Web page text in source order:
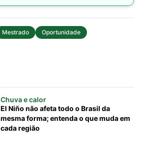
Chuva e calor
El Niño não afeta todo o Brasil da
mesma forma; entenda o que muda em
cada região
Mestrado
Oportunidade